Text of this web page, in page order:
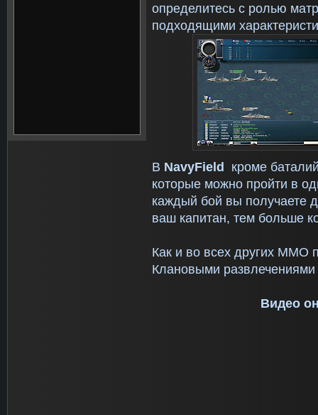
определитесь с ролью
подходящими
В NavyField кроме
которые можно пройти в
каждый бой вы получаете
ваш капитан, тем больше
Как и во всех других MMO
Клановыми
Видео